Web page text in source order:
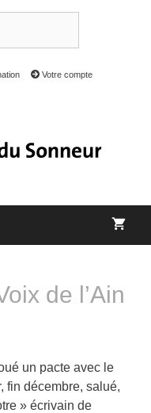
Votre compte
de l’Ain
un pacte avec le
fin décembre, salué,
» écrivain de